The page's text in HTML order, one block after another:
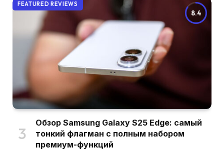
8.4
FEATURED REVIEWS
Обзор Samsung Galaxy S25 Edge: самый
тонкий флагман с полным набором
премиум-функций